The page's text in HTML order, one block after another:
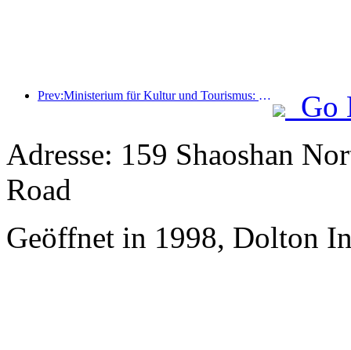
Prev:Ministerium für Kultur und Tourismus: Start von 22 thematischen Aktivitäten in 7 großen Bereichen
Go
Adresse: 159 Shaoshan
Road
Geöffnet in 1998, Dolton